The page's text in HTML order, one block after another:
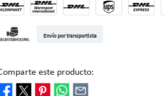
Envío por transportista
este producto: